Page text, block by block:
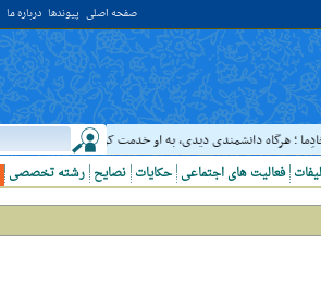
صفحه اصلی پیوندها درباره ما
دانشمندى ديدى، به او خدمت کن. ( غررالحکم ح ۴۰۴۴ )
رشته تخصصی نصایح حکایات فعالیت های اجتماعی